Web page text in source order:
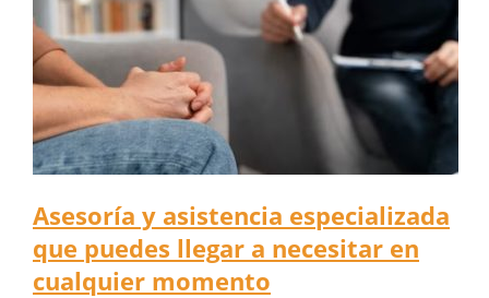
Asesoría y asistencia especializada
que puedes llegar a necesitar en
cualquier momento